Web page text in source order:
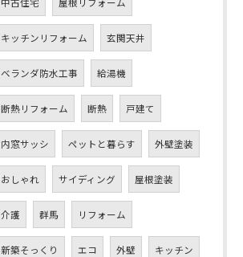
キッチンリフォーム 玄関天井
ベランダ防水工事 給湯機
断熱リフォーム 断熱 戸建て
内窓サッシ ペットと暮らす 外壁塗装
おしゃれ サイディング 屋根塗装
介護 群馬 リフォーム
新築そっくり エコ 外壁 キッチン